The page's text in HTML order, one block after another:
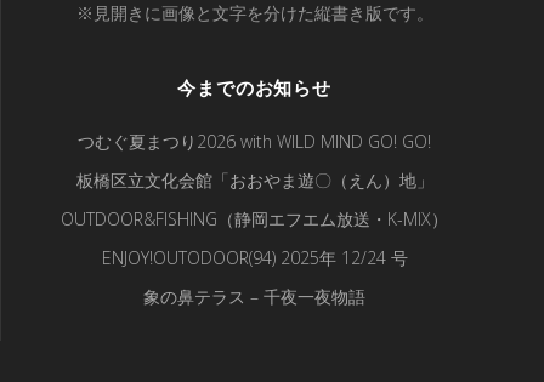
※見開きに画像と文字を分けた縦書き版です。
今までのお知らせ
つむぐ夏まつり2026 with WILD MIND GO! GO!
板橋区立文化会館「おおやま遊〇（えん）地」
OUTDOOR&FISHING（静岡エフエム放送・K-MIX）
ENJOY!OUTODOOR(94) 2025年 12/24 号
象の鼻テラス – 千夜一夜物語